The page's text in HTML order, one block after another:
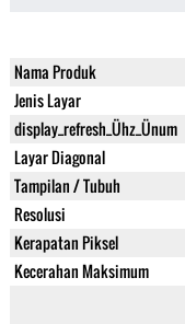
Nama Produk
Jenis Layar
display_refresh_Ühz_Ünum
Layar Diagonal
Tampilan / Tubuh
Resolusi
Kerapatan Piksel
Kecerahan Maksimum